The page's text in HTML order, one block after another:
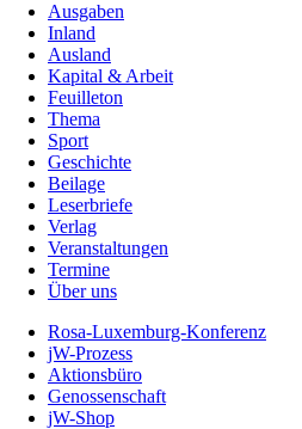
Ausgaben
Inland
Ausland
Kapital & Arbeit
Feuilleton
Thema
Sport
Geschichte
Beilage
Leserbriefe
Verlag
Veranstaltungen
Termine
Über uns
Rosa-Luxemburg-Konferenz
jW-Prozess
Aktionsbüro
Genossenschaft
jW-Shop